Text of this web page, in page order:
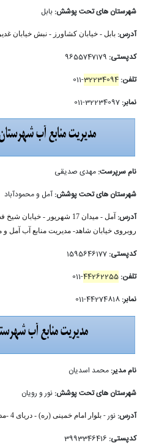
شهرستان های تحت پوشش: بابل
آدرس: بابل - خیابان کشاورز - نبش خیابان
کدپستی:
تلفن: 32234094
-011
نمابر: 32234097-011
نام سرپرست: مهدی صدیقی
شهرستان های تحت پوشش: آمل و محمودآباد
آدرس:
آمل - میدان 17 شهریور -
روبروی خیابان شاهد- مدیریت منابع آب آمل و
کدپستی: 1595646177
تلفن: 44262255
-011
نمابر: 44274818-011
نام مدیر: محمد اسدیان
شهرستان های تحت پوشش:نور و رویان
آدرس:نور -بلوار امام خمینی (ره) - دریای 4 -مدیریت منابع آب نور و رویان
کدپستی: